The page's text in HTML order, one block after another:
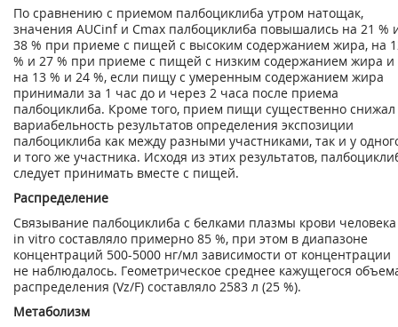
По сравнению с приемом палбоциклиба утром натощак,
значения AUCinfи Сmах палбоциклиба повышались на 21 %
38 % при приеме с пищей с высоким содержанием жира, на
% и 27 % при приеме с пищей с низким содержанием жира и
на 13 % и 24 %, если пищу с умеренным содержанием жира
принимали за 1 час до и через 2 часа после приема
палбоциклиба. Кроме того, прием пищи существенно снижал
вариабельность результатов определения экспозиции
палбоциклиба как между разными участниками, так и у
и того же участника. Исходя из этих результатов,
следует принимать вместе с пищей.
Распределение
Связывание палбоциклиба с белками плазмы крови человека
in vitro составляло примерно 85 %, при этом в диапазоне
концентраций 500-5000 нг/мл зависимости от концентрации
не наблюдалось. Геометрическое среднее кажущегося
распределения (Vz/F) составляло 2583 л (25 %).
Метаболизм